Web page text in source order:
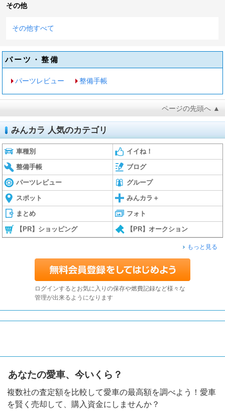
その他
その他すべて
パーツ・整備
パーツレビュー 整備手帳
ページの先頭へ ▲
みんカラ 人気のカテゴリ
車種別 イイね！
整備手帳 ブログ
パーツレビュー グループ
スポット みんカラ＋
まとめ フォト
【PR】ショッピング 【PR】オークション
もっと見る
ログインするとお気に入りの保存や燃費記録など様々な
管理が出来るようになります
あなたの愛車、今いくら？
複数社の査定額を比較して愛車の最高額を調べよう！愛車
を賢く売却して、購入資金にしませんか？